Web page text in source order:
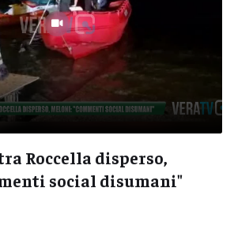
Roccella disperso,
social disumani"